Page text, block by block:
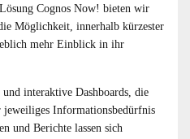
Cognos Now! bieten wir
Möglichkeit, innerhalb kürzester
mehr Einblick in ihr
interaktive Dashboards, die
Informationsbedürfnis
und Berichte lassen sich